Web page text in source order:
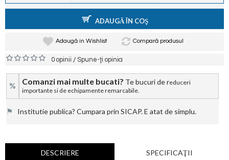
ADAUGĂ ÎN COŞ
Adaugă in Wishlist Compară produsul
0 opinii /Spune-ţi opinia
% Comanzi mai multe bucati? Te bucuri de reduceri
importante si de echipamente remarcabile.
⚑ Institutie publica? Cumpara prin SICAP. E atat de simplu.
DESCRIERE SPECIFICAŢII